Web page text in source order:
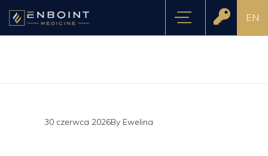
EN
30 czerwca 2026By Ewelina